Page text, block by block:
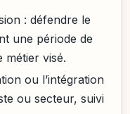
: défendre le
une période de
métier visé.
ou l’intégration
ou secteur, suivi